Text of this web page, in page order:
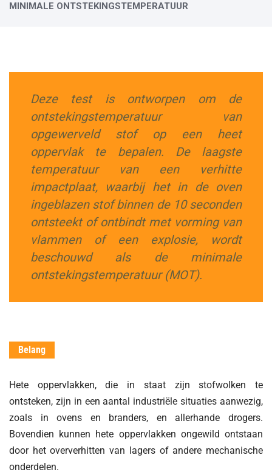
MINIMALE ONTSTEKINGSTEMPERATUUR
Deze test is ontworpen om de
ontstekingstemperatuur van
opgewerveld stof op een heet
oppervlak te bepalen. De laagste
temperatuur van een verhitte
impactplaat, waarbij het in de oven
ingeblazen stof binnen de 10 seconden
ontsteekt of ontbindt met vorming van
vlammen of een explosie, wordt
beschouwd als de minimale
ontstekingstemperatuur (MOT).
Belang
Hete oppervlakken, die in staat zijn stofwolken te
ontsteken, zijn in een aantal industriële situaties aanwezig,
zoals in ovens en branders, en allerhande drogers.
Bovendien kunnen hete oppervlakken ongewild ontstaan
door het oververhitten van lagers of andere mechanische
onderdelen.